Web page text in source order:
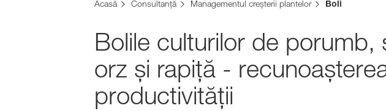
Acasă Consultanţă Managementul creșterii plantelor Boli
Bolile culturilor de porumb,
orz și rapiță -
productivității